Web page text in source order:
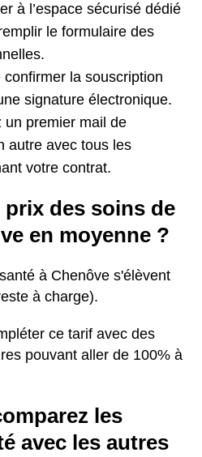
à l’espace sécurisé dédié
le formulaire des
la souscription
signature électronique.
un premier mail de
autre avec tous les
votre contrat.
des soins de
en moyenne ?
à Chenôve s'élèvent
à charge).
ce tarif avec des
pouvant aller de 100% à
les
avec les autres